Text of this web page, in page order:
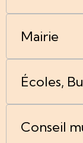
Mairie
Écoles,
Conseil